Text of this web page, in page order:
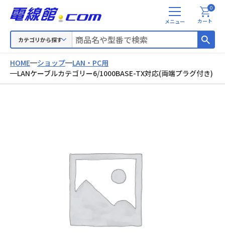
カテゴリから探す
メ
ニ
カート
0
HOME ショップ
LAN・PC用
LANケーブルカテゴリー6/1000BASE-TX対応(両端プラグ付き)